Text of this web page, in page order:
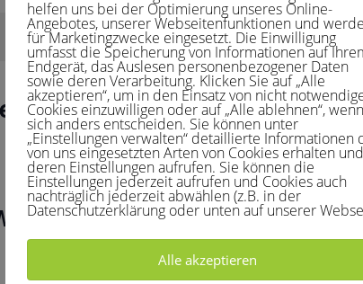
Es sind keine anstehenden Veranstaltungen vorhanden.
Siegburg 2
helfen uns bei der Optimierung unseres Online-
Angebotes, unserer Webseitenfunktionen und
für Marketingzwecke eingesetzt. Die Einwilligung
umfasst die Speicherung von Informationen auf
Endgerät, das Auslesen personenbezogener Daten
sowie deren Verarbeitung. Klicken Sie auf „Alle
akzeptieren“, um in den Einsatz von nicht
Cookies einzuwilligen oder auf „Alle ablehnen“,
sich anders entscheiden. Sie können unter
„Einstellungen verwalten“ detaillierte Informationen
von uns eingesetzten Arten von Cookies erhalten und
deren Einstellungen aufrufen. Sie können die
Einstellungen jederzeit aufrufen und Cookies auch
nachträglich jederzeit abwählen (z.B. in der
Datenschutzerklärung oder unten auf unserer
Alle akzeptieren